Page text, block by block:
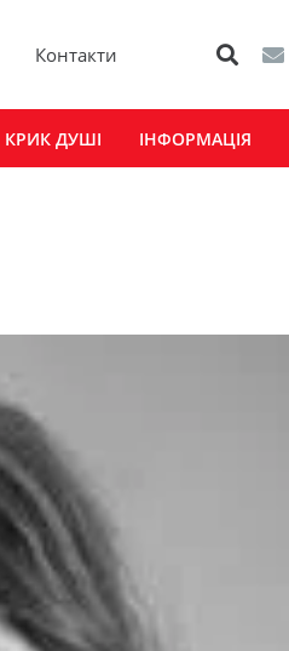
Контакти
КРИК ДУШІ ІНФОРМАЦІЯ